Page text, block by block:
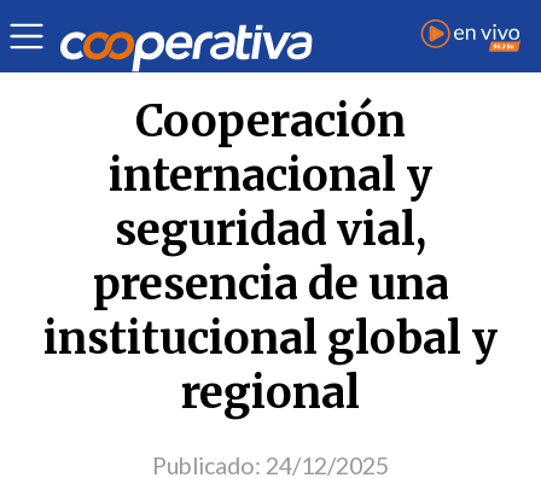
Opinión | Isaac Caro Grinspun
Cooperación
internacional y
seguridad vial,
presencia de una
institucional global y
regional
Publicado: 24/12/2025